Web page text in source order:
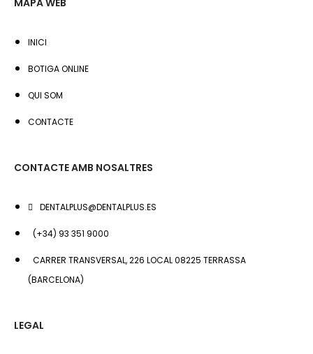
INICI
BOTIGA ONLINE
QUI SOM
CONTACTE
CONTACTE AMB NOSALTRES
DENTALPLUS@DENTALPLUS.ES
(+34) 93 351 9000
CARRER TRANSVERSAL, 226 LOCAL 08225 TERRASSA
(BARCELONA)
LEGAL